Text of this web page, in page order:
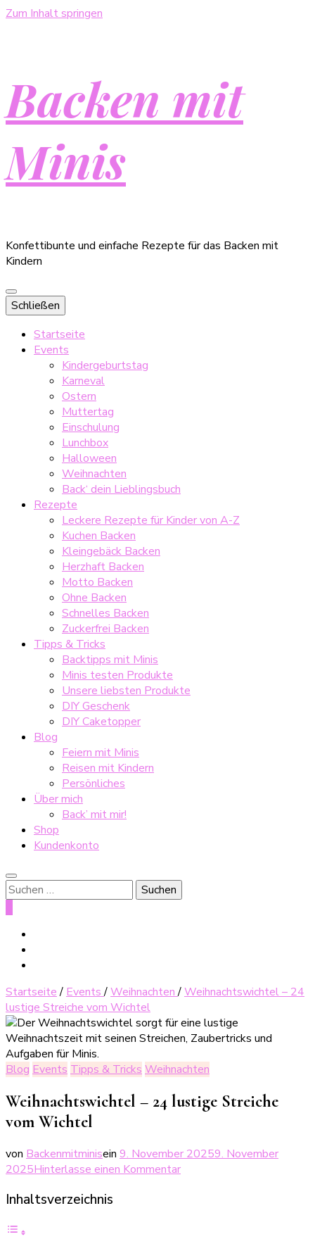
Zum Inhalt springen
Backen mit
Minis
Konfettibunte und einfache Rezepte für das Backen mit
Kindern
Schließen
Startseite
Events
Kindergeburtstag
Karneval
Ostern
Muttertag
Einschulung
Lunchbox
Halloween
Weihnachten
Back‘ dein Lieblingsbuch
Rezepte
Leckere Rezepte für Kinder von A-Z
Kuchen Backen
Kleingebäck Backen
Herzhaft Backen
Motto Backen
Ohne Backen
Schnelles Backen
Zuckerfrei Backen
Tipps & Tricks
Backtipps mit Minis
Minis testen Produkte
Unsere liebsten Produkte
DIY Geschenk
DIY Caketopper
Blog
Feiern mit Minis
Reisen mit Kindern
Persönliches
Über mich
Back’ mit mir!
Shop
Kundenkonto
Suche
nach:
Startseite / Events/Weihnachten/Weihnachtswichtel – 24
lustige Streiche vom Wichtel
Blog Events Tipps & Tricks Weihnachten
Weihnachtswichtel – 24 lustige Streiche
vom Wichtel
von Backenmitminisein 9. November 20259. November
2025Hinterlasse einen Kommentarzu
Inhaltsverzeichnis